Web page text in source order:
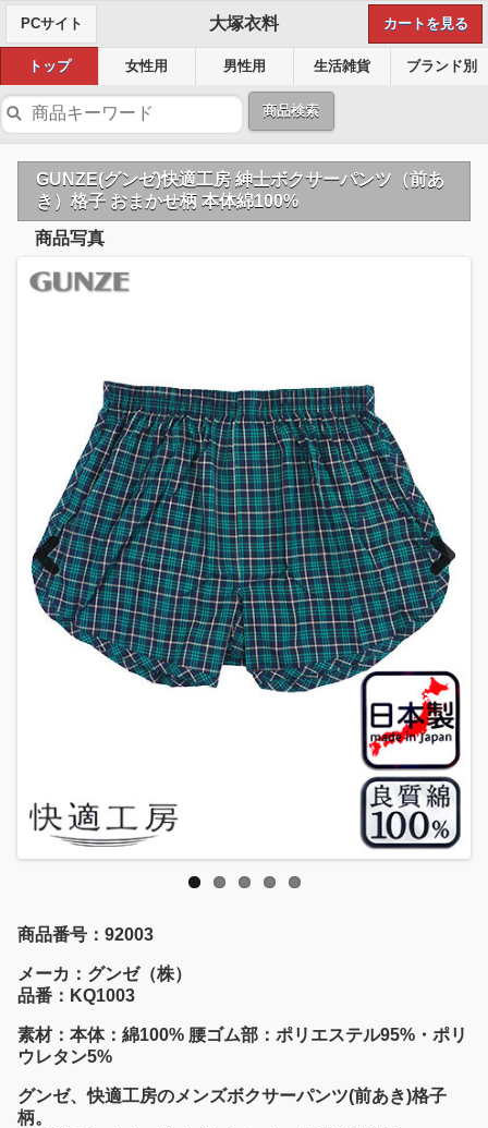
PCサイト 大塚衣料 カートを見る
トップ 女性用 男性用 生活雑貨 ブランド別
商品検索
GUNZE(グンゼ)快適工房 紳士ボクサーパンツ（前あ
き）格子 おまかせ柄 本体綿100%
商品写真
Previous Next
商品番号：92003
メーカ：グンゼ（株）
品番：KQ1003
素材：本体：綿100% 腰ゴム部：ポリエステル95%・ポリ
ウレタン5%
グンゼ、快適工房のメンズボクサーパンツ(前あき)格子
柄。